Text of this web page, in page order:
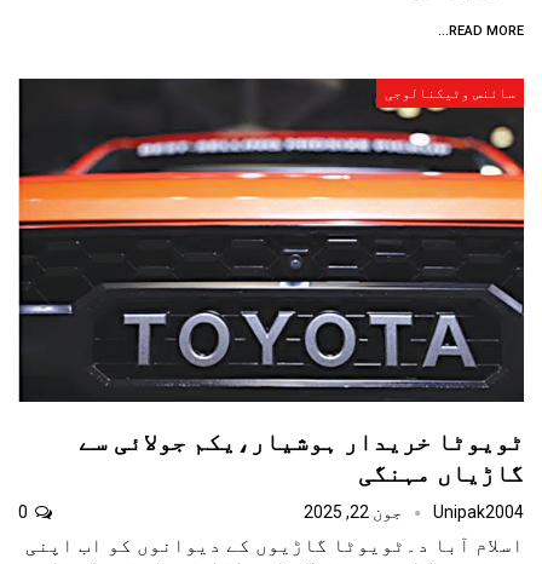
READ MORE...
سائنس وٹیکنالوجی
ٹويوٹا خریدار ہوشیار،یکم جولائی سے
گاڑیاں مہنگی
Unipak2004 جون 22, 2025
اسلام آبا د۔ٹویوٹا گاڑیوں کے دیوانوں کو اب اپنی